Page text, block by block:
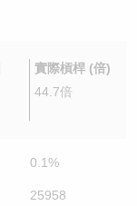
實際槓桿 (倍)
44.7倍
0.1%
25958